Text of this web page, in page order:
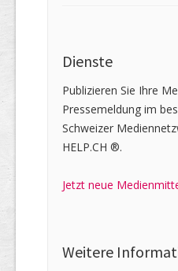
Dienste
Publizieren Sie Ihre
Pressemeldung im
Schweizer
HELP.CH ®.
Jetzt neue
Weitere